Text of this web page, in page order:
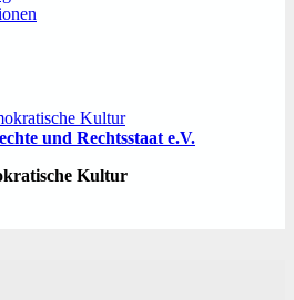
und Rechtsstaat e.V.
Kultur